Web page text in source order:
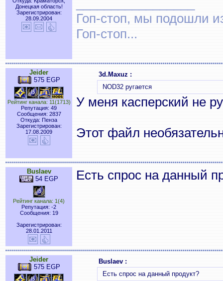
Донецкая область!
Зарегистрирован:
28.09.2004
Гоп-стоп, мы подошли
Гоп-стоп...
Jeider
575 EGP
Рейтинг канала: 11(1713)
Репутация: 49
Сообщения: 2837
Откуда: Пенза
Зарегистрирован:
17.08.2009
3d.Maxuz :
NOD32 ругается
У меня касперский не
Этот файл
Buslaev
54 EGP
Рейтинг канала: 1(4)
Репутация: -2
Сообщения: 19
Зарегистрирован:
28.01.2011
Есть спрос на данный
Jeider
575 EGP
Buslaev :
Есть спрос на данный продукт?